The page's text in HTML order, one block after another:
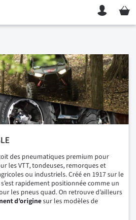
Mon
des pneumatiques premium pour
les VTT, tondeuses, remorques et
ou industriels.Créé en 1917 sur le
rapidement positionnée comme un
les pneus quad. On retrouve d’ailleurs
d’originesur les modèles de